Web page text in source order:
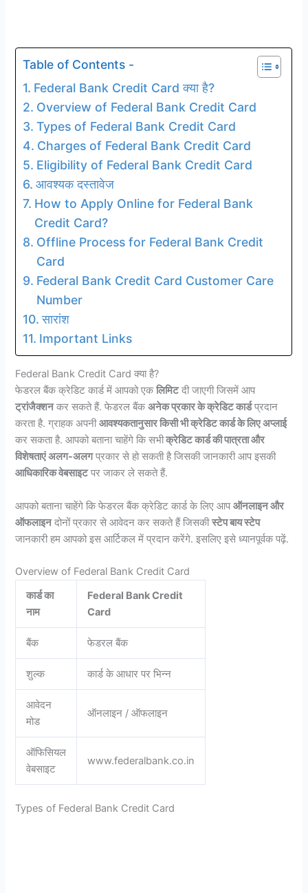
Table of Contents -
Federal Bank Credit Card क्या है?
Overview of Federal Bank Credit Card
Types of Federal Bank Credit Card
Charges of Federal Bank Credit Card
Eligibility of Federal Bank Credit Card
आवश्यक दस्तावेज
How to Apply Online for Federal Bank
Credit Card?
Offline Process for Federal Bank Credit
Card
Federal Bank Credit Card Customer Care
Number
सारांश
Important Links
Federal Bank Credit Card क्या है?
फेडरल बैंक क्रेडिट कार्ड में आपको एकलिमिटदी जाएगी जिसमें आप
ट्रांजैक्शनकर सकते हैं. फेडरल बैंकअनेक प्रकार के क्रेडिट कार्डप्रदान
करता है. ग्राहक अपनीआवश्यकतानुसार किसी भी क्रेडिट कार्ड के लिए अप्लाई
कर सकता है. आपको बताना चाहेंगे कि सभीक्रेडिट कार्ड की पात्रता और
विशेषताएं अलग-अलगप्रकार से हो सकती है जिसकी जानकारी आप इसकी
आधिकारिक वेबसाइटपर जाकर ले सकते हैं.
आपको बताना चाहेंगे कि फेडरल बैंक क्रेडिट कार्ड के लिए आपऑनलाइन और
ऑफलाइनदोनों प्रकार से आवेदन कर सकते हैं जिसकीस्टेप बाय स्टेप
जानकारी हम आपको इस आर्टिकल में प्रदान करेंगे. इसलिए इसे ध्यानपूर्वक पढ़ें.
Overview of Federal Bank Credit Card
कार्ड का
नाम
Federal Bank Credit
Card
बैंक फेडरल बैंक
शुल्क कार्ड के आधार पर भिन्न
आवेदन
मोड
ऑनलाइन / ऑफलाइन
ऑफिसियल
वेबसाइट
www.federalbank.co.in
Types of Federal Bank Credit Card